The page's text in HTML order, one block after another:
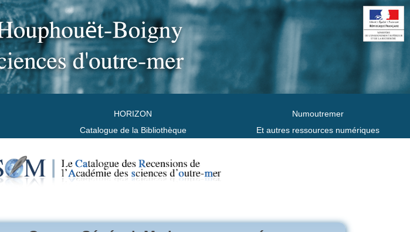
HORIZON
Catalogue de la Bibliothèque
Numoutremer
Et autres ressources numériques